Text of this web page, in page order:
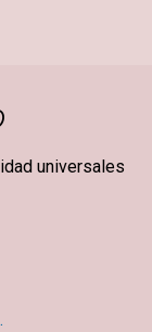
universales